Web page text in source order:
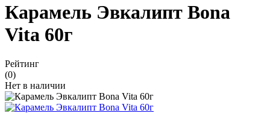
Карамель Эвкалипт Bona
Vita 60г
Рейтинг
(0)
Нет в наличии